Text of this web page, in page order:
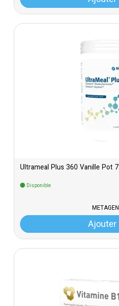
Ultrameal Plus 360 Vanille Pot
Disponible
Ajouter